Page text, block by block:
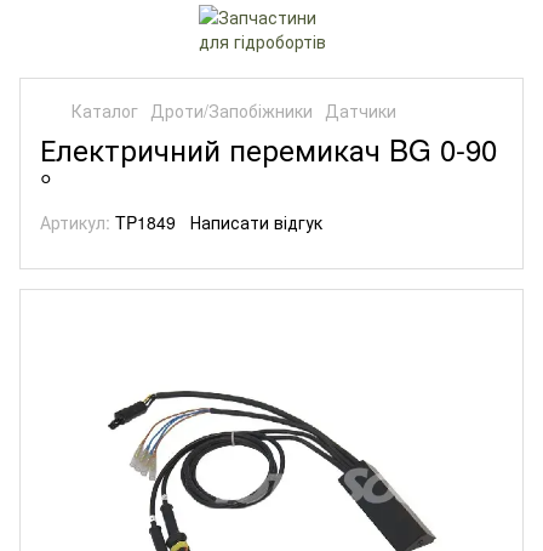
Каталог Дроти/Запобіжники Датчики
Електричний перемикач BG 0-90
°
Артикул: TP1849 Написати відгук